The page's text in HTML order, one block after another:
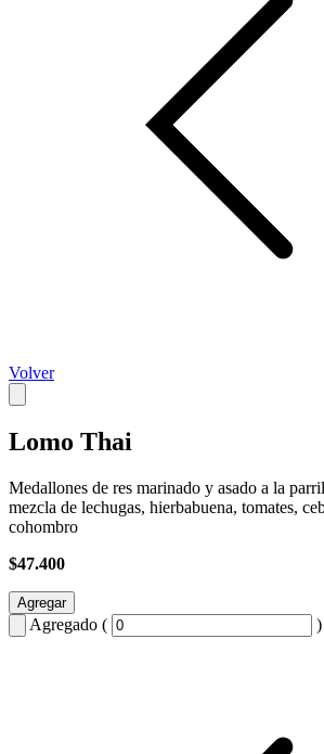
Volver
Lomo Thai
Medallones de res marinado y asado a la
mezcla de lechugas, hierbabuena, tomates,
cohombro
$47.400
Agregar
Agregado ( )